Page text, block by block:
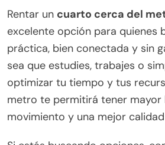
Rentar un cuarto cerca del
excelente opción para quienes
práctica, bien conectada y sin
sea que estudies, trabajes o
optimizar tu tiempo y tus
metro te permitirá tener mayor
movimiento y una mejor